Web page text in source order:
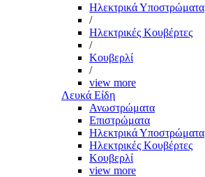
Ηλεκτρικά Υποστρώματα
/
Ηλεκτρικές Κουβέρτες
/
Κουβερλί
/
view more
Λευκά Είδη
Ανωστρώματα
Επιστρώματα
Ηλεκτρικά Υποστρώματα
Ηλεκτρικές Κουβέρτες
Κουβερλί
view more